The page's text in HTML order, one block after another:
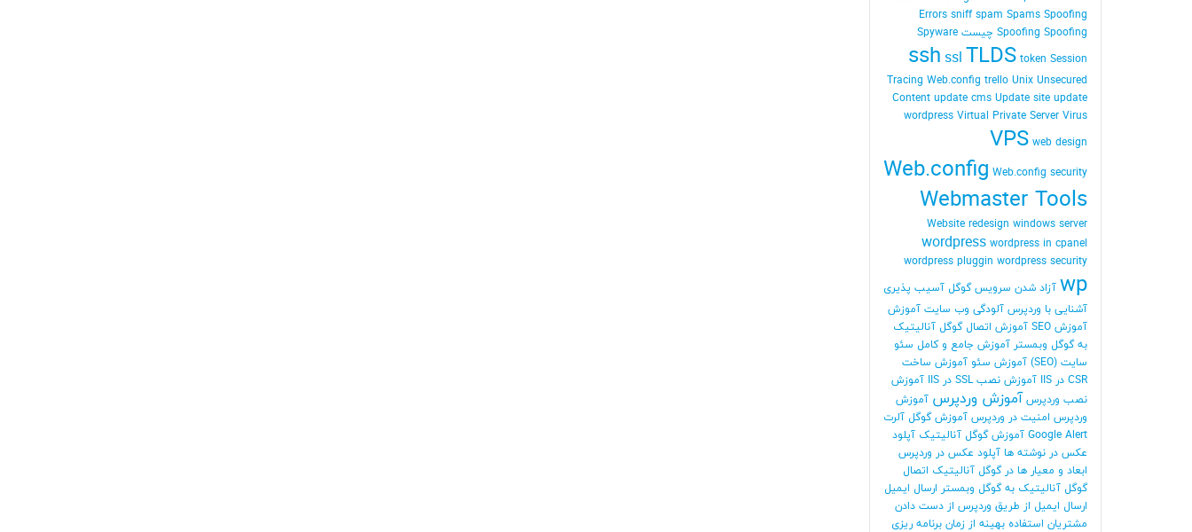
Errors sniff spam Spams Spoofing
Spoofing Spoofing چیست
Spyware
ssh ssl TLDS token Session
Tracing Web.config trello Unix Unsecured
Content update cms Update site update
wordpress Virtual Private Server Virus
VPS web design
Web.config Web.config security
Webmaster Tools
Website redesign windows server
wordpress wordpress in cpanel
wordpress pluggin wordpress security
wp آزاد شدن سرویس گوگل آسیب پذیری
آشنایی با وردپرس آلودگی وب سایت آموزش
آموزش SEO
آموزش اتصال گوگل آنالیتیک
به گوگل وبمستر آموزش جامع و کامل سئو
سایت (SEO)
آموزش سئو آموزش ساخت
CSR در IIS
آموزش نصب SSL در IIS
آموزش
نصب وردپرس آموزش وردپرس آموزش
وردپرس امنیت در وردپرس آموزش گوگل آلرت
Google Alert آموزش گوگل آنالیتیک آپلود
عکس در نوشته ها آپلود عکس در وردپرس
ابعاد و معیار ها در گوگل آنالیتیک اتصال
گوگل آنالیتیک به گوگل وبمستر ارسال ایمیل
ارسال ایمیل از طریق وردپرس از دست دادن
مشتریان استفاده بهینه از زمان برنامه ریزی